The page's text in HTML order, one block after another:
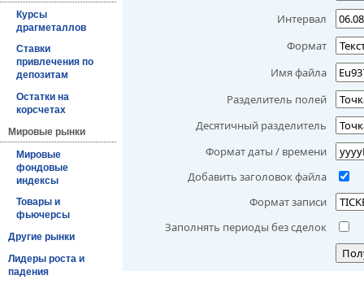
Курсы
драгметаллов
Ставки
привлечения по
депозитам
Остатки на
корсчетах
Мировые рынки
Мировые
фондовые
индексы
Товары и
фьючерсы
Другие рынки
Лидеры роста и
падения
Интервал
Формат
Имя файла
Разделитель полей
Десятичный разделитель
Формат даты / времени
Добавить заголовок файла
Формат записи
Заполнять периоды без сделок